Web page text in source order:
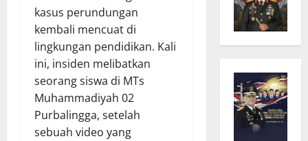
kasus perundungan
kembali mencuat di
lingkungan pendidikan. Kali
ini, insiden melibatkan
seorang siswa di MTs
Muhammadiyah 02
Purbalingga, setelah
sebuah video yang